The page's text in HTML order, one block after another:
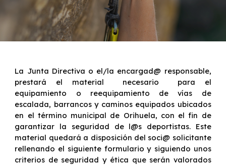
La Junta Directiva o el/la encargad@ responsable,
prestará el material necesario para el
equipamiento o reequipamiento de vías de
escalada, barrancos y caminos equipados ubicados
en el término municipal de Orihuela, con el fin de
garantizar la seguridad de l@s deportistas. Este
material quedará a disposición del soci@ solicitante
rellenando el siguiente formulario y siguiendo unos
criterios de seguridad y ética que serán valorados